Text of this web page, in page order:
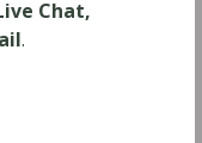
Chat,
.